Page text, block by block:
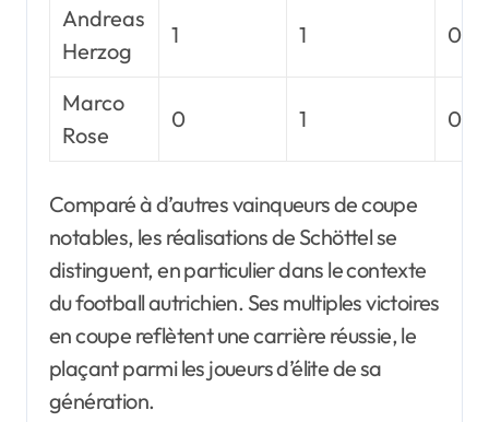
Andreas
Herzog
1 1 0
Marco
Rose
0 1 0
Comparé à d’autres vainqueurs de coupe
notables, les réalisations de Schöttel se
distinguent, en particulier dans le contexte
du football autrichien. Ses multiples victoires
en coupe reflètent une carrière réussie, le
plaçant parmi les joueurs d’élite de sa
génération.